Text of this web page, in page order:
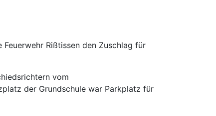
Rißtissen den Zuschlag für
vom
der Grundschule war Parkplatz für